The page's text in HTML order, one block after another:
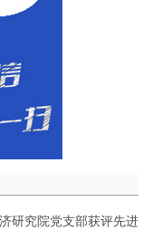
研究院党支部获评先进